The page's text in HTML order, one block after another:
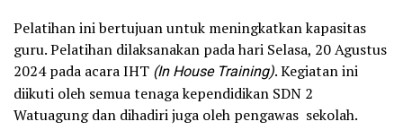
Pelatihan ini bertujuan untuk meningkatkan kapasitas
guru. Pelatihan dilaksanakan pada hari Selasa, 20 Agustus
2024 pada acara IHT (In House Training). Kegiatan ini
diikuti oleh semua tenaga kependidikan SDN 2
Watuagung dan dihadiri juga oleh pengawas sekolah.